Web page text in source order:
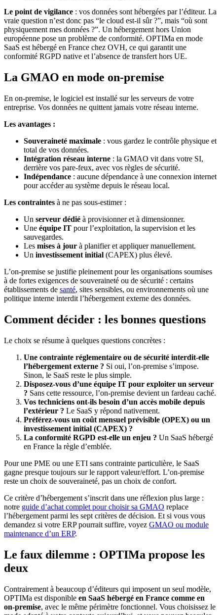
Le point de vigilance : vos données sont hébergées par l’éditeur. La
vraie question n’est donc pas “le cloud est-il sûr ?”, mais “où sont
physiquement mes données ?”. Un hébergement hors Union
européenne pose un problème de conformité. OPTIMa en mode
SaaS est hébergé en France chez OVH, ce qui garantit une
conformité RGPD native et l’absence de transfert hors UE.
La GMAO en mode on-premise
En on-premise, le logiciel est installé sur les serveurs de votre
entreprise. Vos données ne quittent jamais votre réseau interne.
Les avantages :
Souveraineté maximale : vous gardez le contrôle physique et
total de vos données.
Intégration réseau interne : la GMAO vit dans votre SI,
derrière vos pare-feux, avec vos règles de sécurité.
Indépendance : aucune dépendance à une connexion internet
pour accéder au système depuis le réseau local.
Les contraintes à ne pas sous-estimer :
Un serveur dédié à provisionner et à dimensionner.
Une équipe IT pour l’exploitation, la supervision et les
sauvegardes.
Les mises à jour à planifier et appliquer manuellement.
Un investissement initial (CAPEX) plus élevé.
L’on-premise se justifie pleinement pour les organisations soumises
à de fortes exigences de souveraineté ou de sécurité : certains
établissements de santé, sites sensibles, ou environnements où une
politique interne interdit l’hébergement externe des données.
Comment décider : les bonnes questions
Le choix se résume à quelques questions concrètes :
Une contrainte réglementaire ou de sécurité interdit-elle
l’hébergement externe ? Si oui, l’on-premise s’impose.
Sinon, le SaaS reste le plus simple.
Disposez-vous d’une équipe IT pour exploiter un serveur
? Sans cette ressource, l’on-premise devient un fardeau caché.
Vos techniciens ont-ils besoin d’un accès mobile depuis
l’extérieur ? Le SaaS y répond nativement.
Préférez-vous un coût mensuel prévisible (OPEX) ou un
investissement initial (CAPEX) ?
La conformité RGPD est-elle un enjeu ? Un SaaS hébergé
en France la règle d’emblée.
Pour une PME ou une ETI sans contrainte particulière, le SaaS
gagne presque toujours sur le rapport valeur/effort. L’on-premise
reste un choix de souveraineté, pas un choix de confort.
Ce critère d’hébergement s’inscrit dans une réflexion plus large :
notre guide d’achat complet pour choisir sa GMAO replace
l’hébergement parmi les sept critères de décision. Et si vous vous
demandez si votre ERP pourrait suffire, voyez GMAO ou module
maintenance d’un ERP.
Le faux dilemme : OPTIMa propose les
deux
Contrairement à beaucoup d’éditeurs qui imposent un seul modèle,
OPTIMa est disponible en SaaS hébergé en France comme en
on-premise, avec le même périmètre fonctionnel. Vous choisissez le